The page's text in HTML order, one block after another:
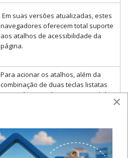
Em suas versões atualizadas, estes
navegadores oferecem total suporte
aos atalhos de acessibilidade da
página.
Para acionar os atalhos, além da
combinação de duas teclas listatas
acima, é necessário acionar também
em vez de ALT + SHIFT + número, tecle
simultaneamente CTRL + ALT +
número.
×